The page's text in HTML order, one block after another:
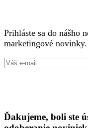
Prihláste sa do nášho
marketingové novinky.
Ďakujeme, boli ste